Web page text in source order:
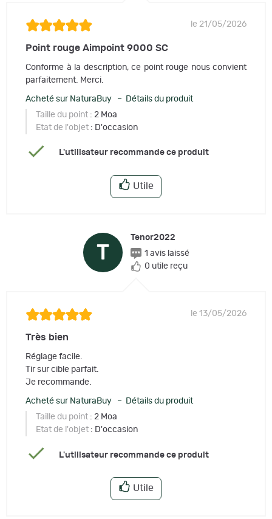
le 21/05/2026
Point rouge Aimpoint 9000 SC
Conforme à la description, ce point rouge nous convient
parfaitement. Merci.
Acheté sur NaturaBuy – Détails du produit
Taille du point : 2 Moa
Etat de l'objet : D'occasion
L'utilisateur recommande ce produit
Utile
T
Tenor2022
1 avis laissé
0 utile reçu
le 13/05/2026
Très bien
Réglage facile.
Tir sur cible parfait.
Je recommande.
Acheté sur NaturaBuy – Détails du produit
Taille du point : 2 Moa
Etat de l'objet : D'occasion
L'utilisateur recommande ce produit
Utile